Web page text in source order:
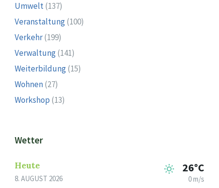
Umwelt(137)
Veranstaltung(100)
Verkehr(199)
Verwaltung(141)
Weiterbildung(15)
Wohnen(27)
Workshop (13)
Wetter
Heute
8. AUGUST 2026
26°C
0 m/s